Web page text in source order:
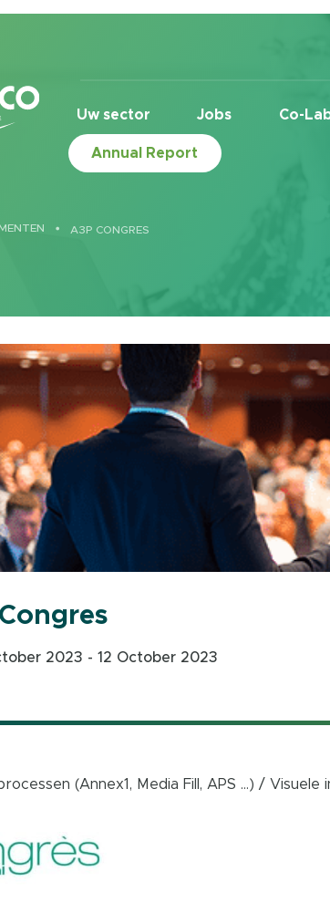
Uw sector Jobs Co-
Annual Report
• A3P CONGRES
is voorbij.
2023 - 12 October 2023
(Annex1, Media Fill, APS …) /